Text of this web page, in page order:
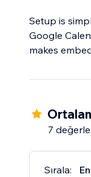
Setup is
Google
makes
7
Sırala: